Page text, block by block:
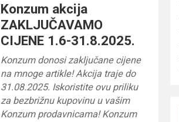
Konzum akcija
ZAKLJUČAVAMO
CIJENE 1.6-31.8.2025.
Konzum donosi zaključane cijene
na mnoge artikle! Akcija traje do
31.08.2025. Iskoristite ovu priliku
za bezbrižnu kupovinu u vašim
Konzum prodavnicama! Konzum